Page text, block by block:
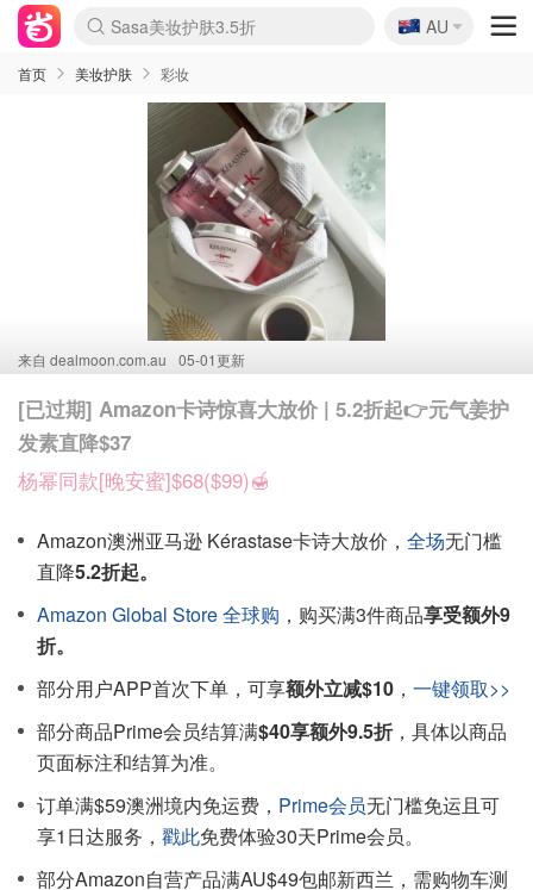
lululemon折扣上新
Sasa美妆护肤3.5折
SSENSE年中3折
FreshBeauty好价汇总
Cettire降价+叠9折
WWS Coles超市实拍
viagogo二手票捡漏
Myer超级周末1折
The Outnet奢牌1折起
David Jones 3折起
Flannels大牌1折
Perfumes Club护肤1折
AMIRO返校季6.2折
Amazon折扣汇总
eToro入金$200送$50
Amazon数码好物
ICONIC本周7.5折
ThedoubleF高奢地板价
Moose Knuckles 6折
丝芙兰5折起
EUFY官网3.7折起
Selenichast首饰2折
Trip机票酒店促销
YSL送5件彩妆礼
Amazon家居好物
Amazon美妆护肤
雅漾大喷$8
过敏原检测盒$33
伊索独家赠50ml沐浴露
科颜氏清仓3折
SEALIFE海洋馆门票6折
丝塔芙大白罐$16
订阅Newsletter送香薰
Cult Beauty 6.8折
Harrods圣诞日历2.3折
LN-CC奢牌私促3折
d'Alba空姐喷雾$16
EVE LOM套装逆天2折
Bernardelli独家4折
Adore Beauty 6折起
CT圣诞日历
Mytheresa奢品2.7折
Luxury Escapes 9折
Currentbody美容仪9折
MOON Garden Live
Roborock扫地机3.7折
Tingo Life水杯$24
Valentino官网5折
CR洗发护发6.3折
修丽可套装7.4折
Myer彩妆2件7折
GANNI官网4.5折
Stylevana韩妆4折
Tessabit高奢8.5折
OGX洗护4折
Amazon阿德莱德次日达
卡诗8.5折+赠礼
Philips Hue灯具8折
🇦🇺
AU
首页 美妆护肤 彩妆
来自 dealmoon.com.au 05-01更新
[已过期] Amazon卡诗惊喜大放价 | 5.2折起👉元气姜护
发素直降$37
杨幂同款[晚安蜜]$68($99)🍯
Amazon澳洲亚马逊 Kérastase卡诗大放价， 全场无门槛
直降5.2折起。
Amazon Global Store 全球购 ，购买满3件商品享受额外9
折。
部分用户APP首次下单，可享额外立减$10 ， 一键领取>>
部分商品Prime会员结算满$40享额外9.5折 ，具体以商品
页面标注和结算为准。
订单满$59澳洲境内免运费， Prime会员无门槛免运且可
享1日达服务， 戳此免费体验30天Prime会员。
部分Amazon自营产品满AU$49包邮新西兰，需购物车测